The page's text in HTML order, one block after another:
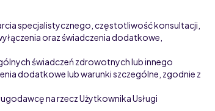
specjalistycznego, częstotliwość konsultacji,
oraz świadczenia dodatkowe,
świadczeń zdrowotnych lub innego
dodatkowe lub warunki szczególne, zgodnie z
na rzecz Użytkownika Usługi